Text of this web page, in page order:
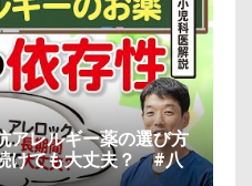
アレルギー薬の選び方
けても大丈夫？ #八